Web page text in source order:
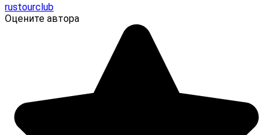
rustourclub
Оцените автора